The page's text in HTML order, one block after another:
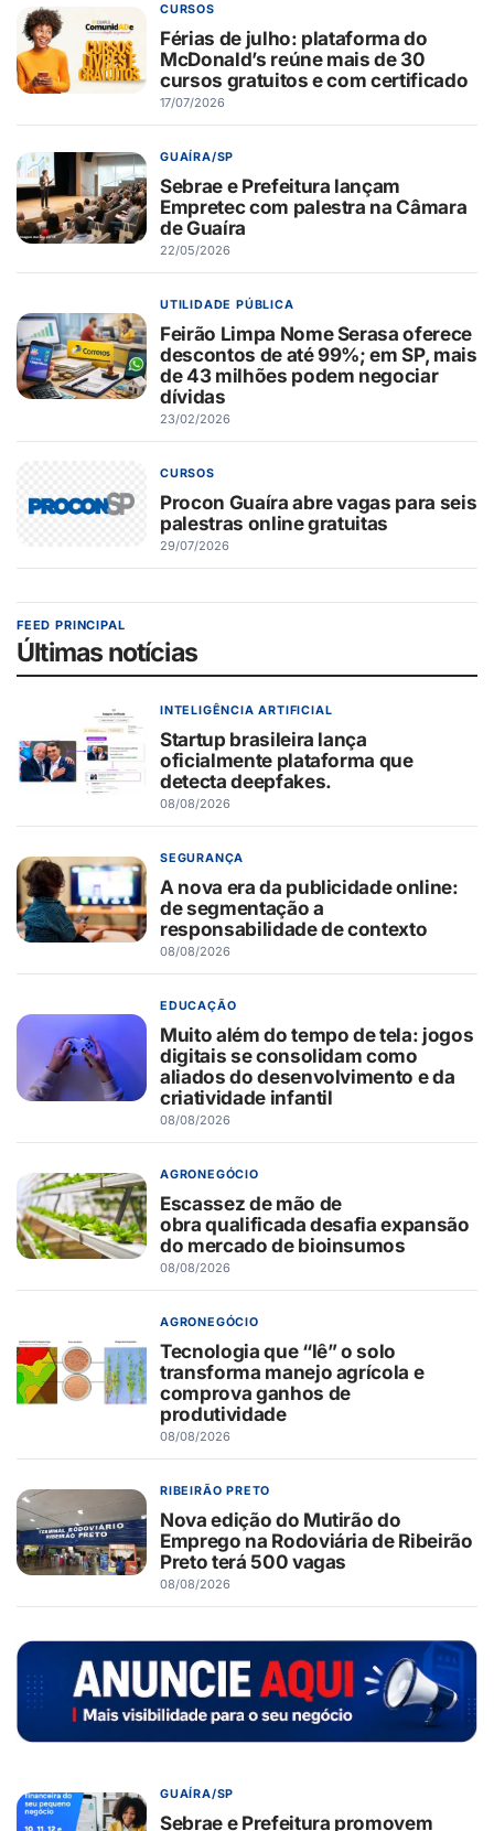
CURSOS
Férias de julho: plataforma do
McDonald’s reúne mais de 30
cursos gratuitos e com certificado
17/07/2026
GUAÍRA/SP
Sebrae e Prefeitura lançam
Empretec com palestra na Câmara
de Guaíra
22/05/2026
UTILIDADE PÚBLICA
Feirão Limpa Nome Serasa oferece
descontos de até 99%; em SP, mais
de 43 milhões podem negociar
dívidas
23/02/2026
CURSOS
Procon Guaíra abre vagas para seis
palestras online gratuitas
29/07/2026
FEED PRINCIPAL
Últimas notícias
INTELIGÊNCIA ARTIFICIAL
Startup brasileira lança
oficialmente plataforma que
detecta deepfakes.
08/08/2026
SEGURANÇA
A nova era da publicidade online:
de segmentação a
responsabilidade de contexto
08/08/2026
EDUCAÇÃO
Muito além do tempo de tela: jogos
digitais se consolidam como
aliados do desenvolvimento e da
criatividade infantil
08/08/2026
AGRONEGÓCIO
Escassez de mão de
obra qualificada desafia expansão
do mercado de bioinsumos
08/08/2026
AGRONEGÓCIO
Tecnologia que “lê” o solo
transforma manejo agrícola e
comprova ganhos de
produtividade
08/08/2026
RIBEIRÃO PRETO
Nova edição do Mutirão do
Emprego na Rodoviária de Ribeirão
Preto terá 500 vagas
08/08/2026
GUAÍRA/SP
Sebrae e Prefeitura promovem